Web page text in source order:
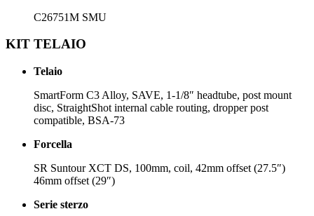
C26751M SMU
KIT TELAIO
Telaio
SmartForm C3 Alloy, SAVE, 1-1/8″ headtube, post mount
disc, StraightShot internal cable routing, dropper post
compatible, BSA-73
Forcella
SR Suntour XCT DS, 100mm, coil, 42mm offset (27.5″)
46mm offset (29″)
Serie sterzo